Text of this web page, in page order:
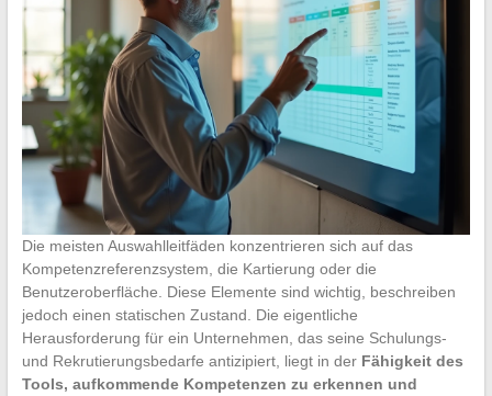
Die meisten Auswahlleitfäden konzentrieren sich auf das
Kompetenzreferenzsystem, die Kartierung oder die
Benutzeroberfläche. Diese Elemente sind wichtig, beschreiben
jedoch einen statischen Zustand. Die eigentliche
Herausforderung für ein Unternehmen, das seine Schulungs-
und Rekrutierungsbedarfe antizipiert, liegt in der Fähigkeit des
Tools, aufkommende Kompetenzen zu erkennen und